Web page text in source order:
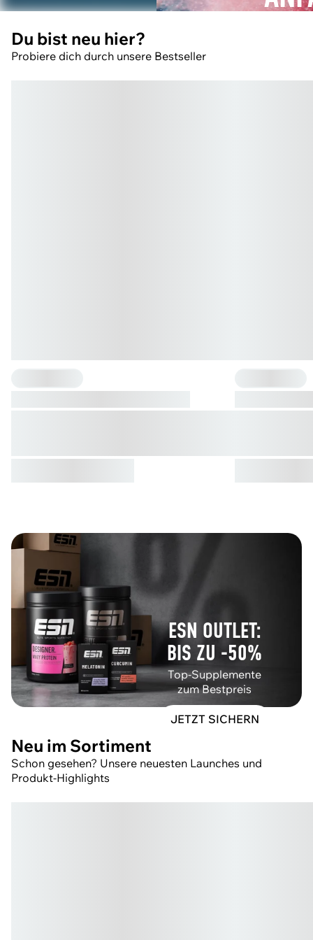
Du bist neu hier?
Probiere dich durch unsere Bestseller
ESN OUTLET:
BIS ZU -50%
Top-Supplemente
zum Bestpreis
JETZT SICHERN
Neu im Sortiment
Schon gesehen? Unsere neuesten Launches und
Produkt-Highlights